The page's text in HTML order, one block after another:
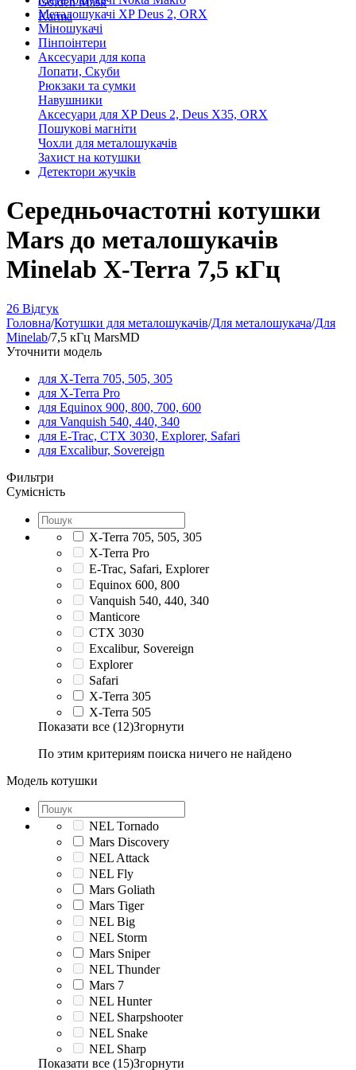
Karma
Металошукачі XP Deus 2, ORX
Міношукачі
Пінпоінтери
Аксесуари для копа
Лопати, Скуби
Рюкзаки та сумки
Навушники
Аксесуари для XP Deus 2, Deus X35, ORX
Пошукові магніти
Чохли для металошукачів
Захист на котушки
Детектори жучків
Середньочастотні котушки
Mars до металошукачів
Minelab X-Terra 7,5 кГц
26 Відгук
Головна/Котушки для металошукачів/Для металошукача/Для
Minelab/7,5 кГц MarsMD
Уточнити модель
для X-Terra 705, 505, 305
для X-Terra Pro
для Equinox 900, 800, 700, 600
для Vanquish 540, 440, 340
для E-Trac, CTX 3030, Explorer, Safari
для Excalibur, Sovereign
Фильтри
Сумісність
X-Terra 705, 505, 305
X-Terra Pro
E-Trac, Safari, Explorer
Equinox 600, 800
Vanquish 540, 440, 340
Manticore
CTX 3030
Excalibur, Sovereign
Explorer
Safari
X-Terra 305
X-Terra 505
Показати все (12)Згорнути
По этим критериям поиска ничего не найдено
Модель котушки
NEL Tornado
Mars Discovery
NEL Attack
NEL Fly
Mars Goliath
Mars Tiger
NEL Big
NEL Storm
Mars Sniper
NEL Thunder
Mars 7
NEL Hunter
NEL Sharpshooter
NEL Snake
NEL Sharp
Показати все (15)Згорнути